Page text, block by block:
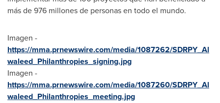
más de 976 millones de personas en todo el mundo.
Imagen -
https://mma.prnewswire.com/media/1087262/SDRPY_Al
waleed_Philanthropies_signing.jpg
Imagen -
https://mma.prnewswire.com/media/1087260/SDRPY_Al
waleed_Philanthropies_meeting.jpg